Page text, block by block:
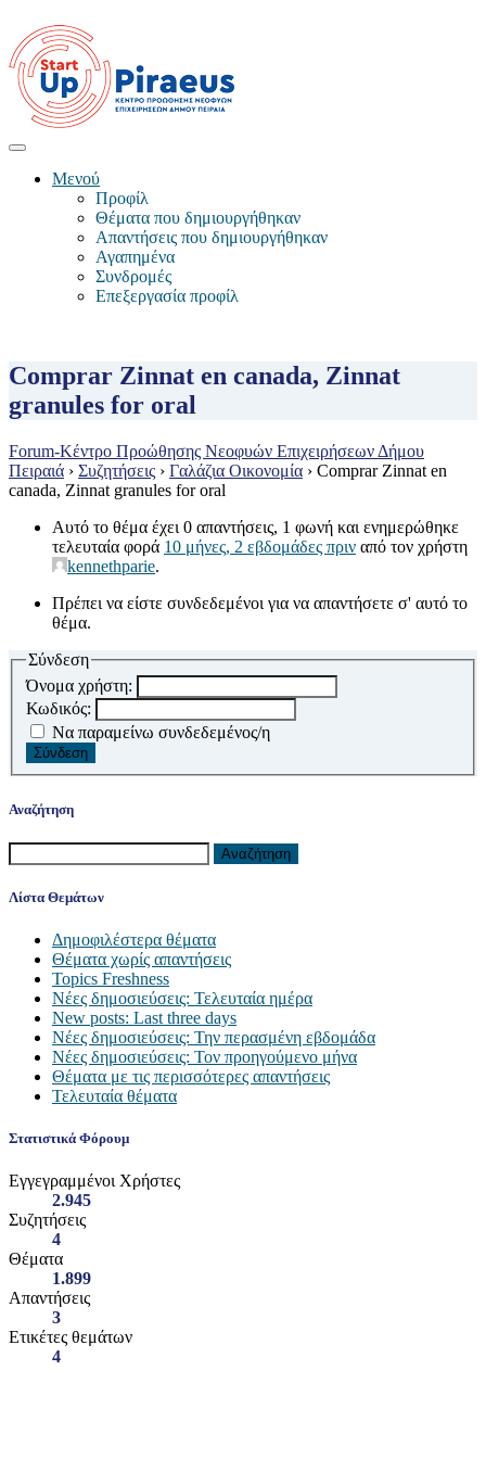
Μενού
Προφίλ
Θέματα που δημιουργήθηκαν
Απαντήσεις που δημιουργήθηκαν
Αγαπημένα
Συνδρομές
Επεξεργασία προφίλ
Comprar Zinnat en canada, Zinnat
granules for oral
Forum-Κέντρο Προώθησης Νεοφυών Επιχειρήσεων Δήμου
Πειραιά › Συζητήσεις › Γαλάζια Οικονομία › Comprar Zinnat en
canada, Zinnat granules for oral
Αυτό το θέμα έχει 0 απαντήσεις, 1 φωνή και ενημερώθηκε
τελευταία φορά 10 μήνες, 2 εβδομάδες πριν από τον χρήστη
kennethparie.
Πρέπει να είστε συνδεδεμένοι για να απαντήσετε σ' αυτό το
θέμα.
Σύνδεση
Όνομα χρήστη:
Κωδικός:
Να παραμείνω συνδεδεμένος/η
Σύνδεση
Αναζήτηση
Αναζήτηση
για:
Λίστα Θεμάτων
Δημοφιλέστερα θέματα
Θέματα χωρίς απαντήσεις
Topics Freshness
Νέες δημοσιεύσεις: Τελευταία ημέρα
New posts: Last three days
Νέες δημοσιεύσεις: Την περασμένη εβδομάδα
Νέες δημοσιεύσεις: Τον προηγούμενο μήνα
Θέματα με τις περισσότερες απαντήσεις
Τελευταία θέματα
Στατιστικά Φόρουμ
Εγγεγραμμένοι Χρήστες
2.945
Συζητήσεις
4
Θέματα
1.899
Απαντήσεις
3
Ετικέτες θεμάτων
4